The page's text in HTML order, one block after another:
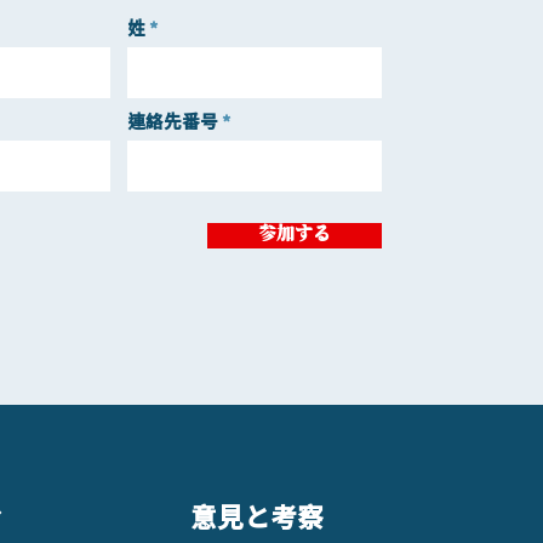
姓
連絡先番号
参加する
意見と考察